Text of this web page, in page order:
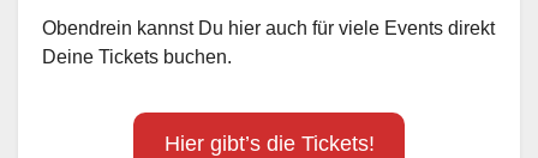
Obendrein kannst Du hier auch für viele Events direkt
Deine Tickets buchen.
Hier gibt’s die Tickets!